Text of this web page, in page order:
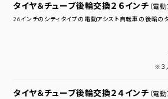
タイヤ＆チューブ後輪交換２６インチ （電
26インチのシティタイプの電動アシスト自転車の後輪の
※３
タイヤ＆チューブ後輪交換２４インチ （電